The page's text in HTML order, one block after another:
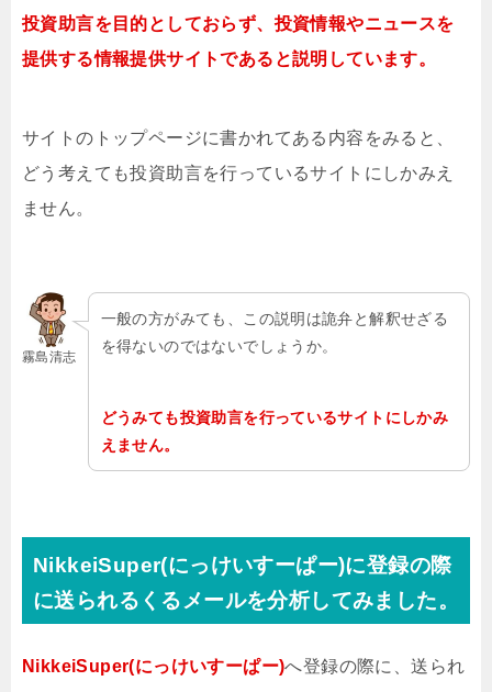
投資助言を目的としておらず、投資情報やニュースを
提供する情報提供サイトであると説明しています。
サイトのトップページに書かれてある内容をみると、
どう考えても投資助言を行っているサイトにしかみえ
ません。
霧島清志
一般の方がみても、この説明は詭弁と解釈せざる
を得ないのではないでしょうか。
どうみても投資助言を行っているサイトにしかみ
えません。
NikkeiSuper(にっけいすーぱー)に登録の際
に送られるくるメールを分析してみました。
NikkeiSuper(にっけいすーぱー)へ登録の際に、送られ